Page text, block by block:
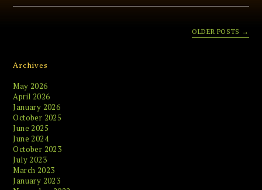
OLDER POSTS →
Archives
May 2026
April 2026
January 2026
October 2025
June 2025
June 2024
October 2023
July 2023
March 2023
January 2023